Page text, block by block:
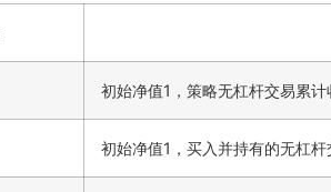
初始净值1，策略无杠杆交易累计
初始净值1，买入并持有的无杠